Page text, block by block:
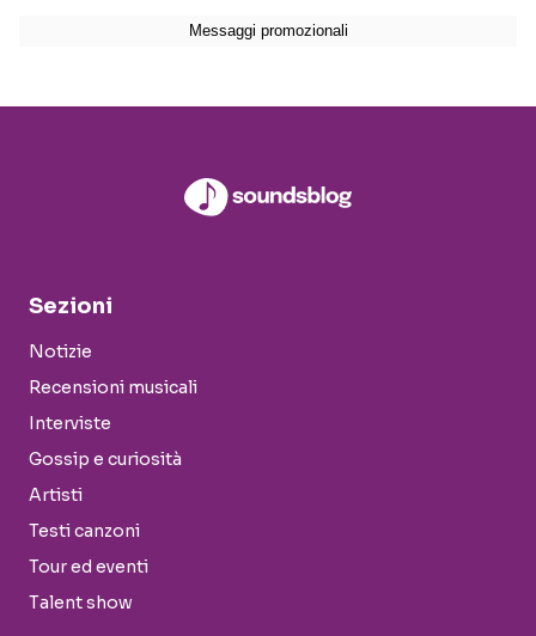
Sezioni
Notizie
Recensioni musicali
Interviste
Gossip e curiosità
Artisti
Testi canzoni
Tour ed eventi
Talent show